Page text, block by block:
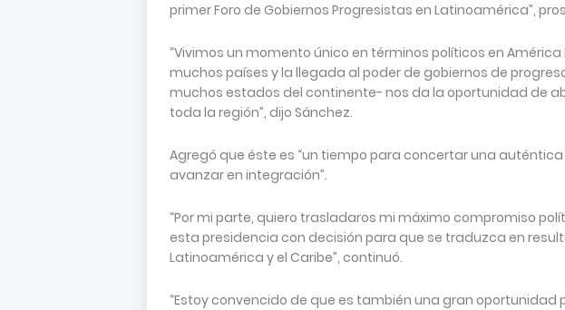
primer Foro de Gobiernos Progresistas en Latinoamérica”,
“Vivimos un momento único en términos políticos en América
muchos países y la llegada al poder de gobiernos de
muchos estados del continente- nos da la oportunidad de
toda la región”, dijo Sánchez.
Agregó que éste es “un tiempo para concertar una
avanzar en integración”.
“Por mi parte, quiero trasladaros mi máximo compromiso
esta presidencia con decisión para que se traduzca en
Latinoamérica y el Caribe”, continuó.
“Estoy convencido de que es también una gran oportunidad